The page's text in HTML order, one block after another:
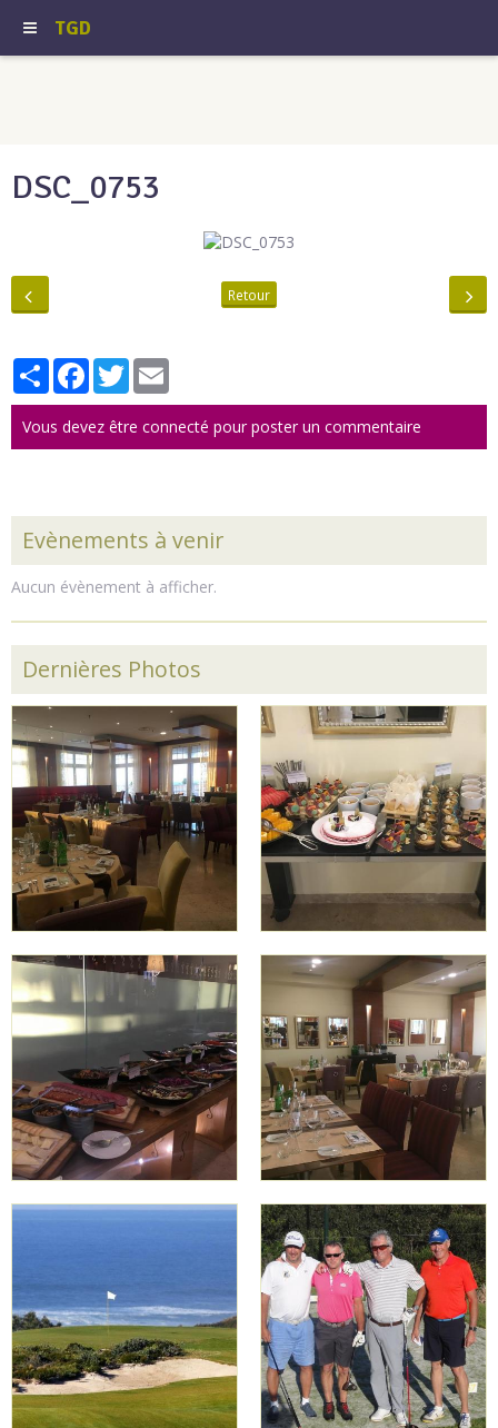
TGD
DSC_0753
Retour
PartagerFacebook
Twitter
Vous devez être connecté pour poster un commentaire
Evènements à venir
Aucun évènement à afficher.
Dernières Photos